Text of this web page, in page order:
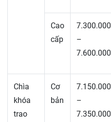
Cao
cấp
7.300.000
–
7.600.000
Chìa
khóa
trao
Cơ
bản
7.150.000
–
7.350.000